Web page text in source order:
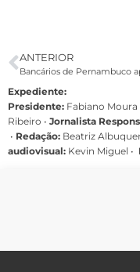
ANTERIOR
Expediente:
Presidente: Fabiano Moura
Ribeiro • Jornalista
• Redação: Beatriz
audiovisual: Kevin Miguel •